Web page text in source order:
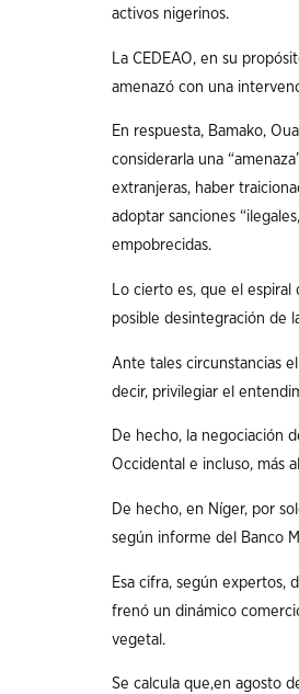
activos nigerinos.
La CEDEAO, en su
amenazó con una
En respuesta, Bamako,
considerarla una
extranjeras, haber
adoptar sanciones
empobrecidas.
Lo cierto es, que el
posible desintegración de
Ante tales circunstancias
decir, privilegiar el
De hecho, la negociación
Occidental e incluso, más
De hecho, en Níger, por
según informe del Banco
Esa cifra, según expertos,
frenó un dinámico
vegetal.
Se calcula que,en agosto